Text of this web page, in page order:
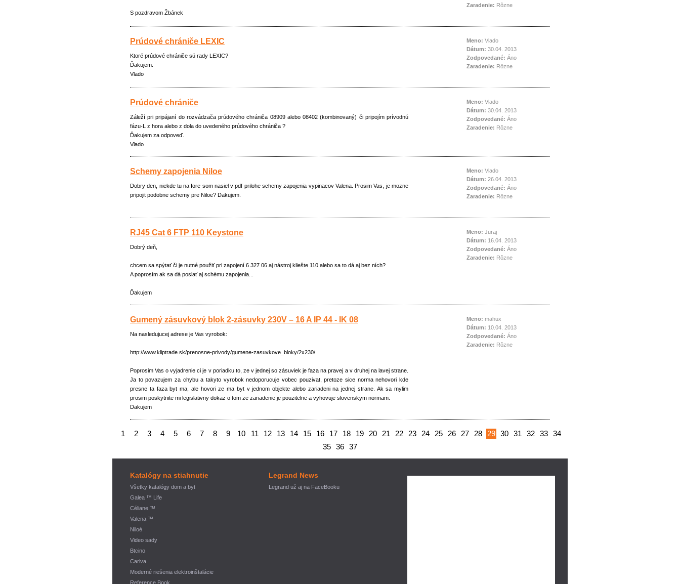
Zaradenie: Rôzne
S pozdravom Žbánek
Meno: Vlado
Dátum: 30.04. 2013
Zodpovedané: Áno
Zaradenie: Rôzne
Prúdové chrániče LEXIC
Ktoré prúdové chrániče sú rady LEXIC?
Ďakujem.
Vlado
Meno: Vlado
Dátum: 30.04. 2013
Zodpovedané: Áno
Zaradenie: Rôzne
Prúdové chrániče
Záleží pri pripájaní do rozvádzača prúdového chrániča 08909 alebo 08402 (kombinovaný) či pripojím prívodnú
fázu-L z hora alebo z dola do uvedeného prúdového chrániča ?
Ďakujem za odpoveď.
Vlado
Meno: Vlado
Dátum: 26.04. 2013
Zodpovedané: Áno
Zaradenie: Rôzne
Schemy zapojenia Niloe
Dobry den, niekde tu na fore som nasiel v pdf prilohe schemy zapojenia vypinacov Valena. Prosim Vas, je mozne
pripojit podobne schemy pre Niloe? Dakujem.
Meno: Juraj
Dátum: 16.04. 2013
Zodpovedané: Áno
Zaradenie: Rôzne
RJ45 Cat 6 FTP 110 Keystone
Dobrý deň,
chcem sa spýtať či je nutné použiť pri zapojení 6 327 06 aj nástroj kliešte 110 alebo sa to dá aj bez ních?
A poprosím ak sa dá poslať aj schému zapojenia...
Ďakujem
Meno: mahux
Dátum: 10.04. 2013
Zodpovedané: Áno
Zaradenie: Rôzne
Gumený zásuvkový blok 2-zásuvky 230V – 16 A IP 44 - IK 08
Na nasledujucej adrese je Vas vyrobok:
http://www.kliptrade.sk/prenosne-privody/gumene-zasuvkove_bloky/2x230/
Poprosim Vas o vyjadrenie ci je v poriadku to, ze v jednej so zásuviek je faza na pravej a v druhej na lavej strane.
Ja to povazujem za chybu a takyto vyrobok nedoporucuje vobec pouzivat, pretoze sice norma nehovori kde
presne ta faza byt ma, ale hovori ze ma byt v jednom objekte alebo zariadeni na jednej strane. Ak sa mylim
prosim poskytnite mi legislativny dokaz o tom ze zariadenie je pouzitelne a vyhovuje slovenskym normam.
Dakujem
1 2 3 4 5 6 7 8 9 10 11 12 13 14 15 16 17 18 19 20 21 22 23 24 25 26 27 28 29 30 31 32 33 34
35 36 37
Katalógy na stiahnutie
Všetky katalógy dom a byt
Galea ™ Life
Céliane ™
Valena ™
Niloé
Video sady
Btcino
Cariva
Moderné riešenia elektroinštalácie
Reference Book
Legrand News
Legrand už aj na FaceBooku